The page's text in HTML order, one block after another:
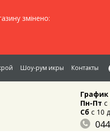
змінено:
Шоу-рум икры Контакты
Пн-Пт c
Сбc 10